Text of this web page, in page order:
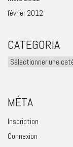
février 2012
CATEGORIA
Categoria
MÉTA
Inscription
Connexion